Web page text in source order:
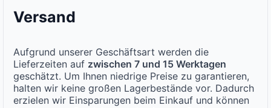
Versand
Aufgrund unserer Geschäftsart werden die
Lieferzeiten auf zwischen 7 und 15 Werktagen
geschätzt. Um Ihnen niedrige Preise zu garantieren,
halten wir keine großen Lagerbestände vor. Dadurch
erzielen wir Einsparungen beim Einkauf und können